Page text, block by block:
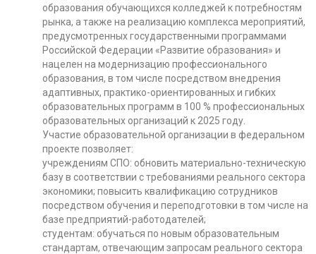
образования обучающихся колледжей к потребностям
рынка, а также на реализацию комплекса мероприятий,
предусмотренных государственными программами
Российской Федерации «Развитие образования» и
нацелен на модернизацию профессионального
образования, в том числе посредством внедрения
адаптивных, практико-ориентированных и гибких
образовательных программ в 100 % профессиональных
образовательных организаций к 2025 году.
Участие образовательной организации в федеральном
проекте позволяет:
учреждениям СПО: обновить материально-техническую
базу в соответствии с требованиями реального сектора
экономики; повысить квалификацию сотрудников
посредством обучения и переподготовки в том числе на
базе предприятий-работодателей;
студентам: обучаться по новым образовательным
стандартам, отвечающим запросам реального сектора